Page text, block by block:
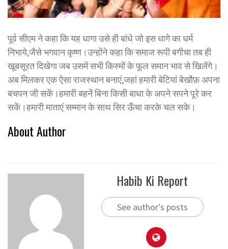
पूर्व सीएम ने कहा कि यह धागा उसे ही बांधे जो इस धागे का धर्म
निभाये,जैसे भगवान कृष्ण।उन्होंने कहा कि समाज रूपी बगीचा तब ही
खूबसूरत दिखेगा जब उसमें सभी किस्मों के फूल समान भाव से खिलेंगे।
अब मिलकर एक ऐसा राजस्थान बनाएं,जहां हमारी बेटियां बेखौफ़ अपना
बचपन जी सकें।हमारी बहनें बिना किसी बाधा के अपने सपने पूरे कर
सकें।हमारी माताएं सम्मान के साथ सिर ऊँचा करके चल सके।
About Author
Habib Ki Report
See author's posts